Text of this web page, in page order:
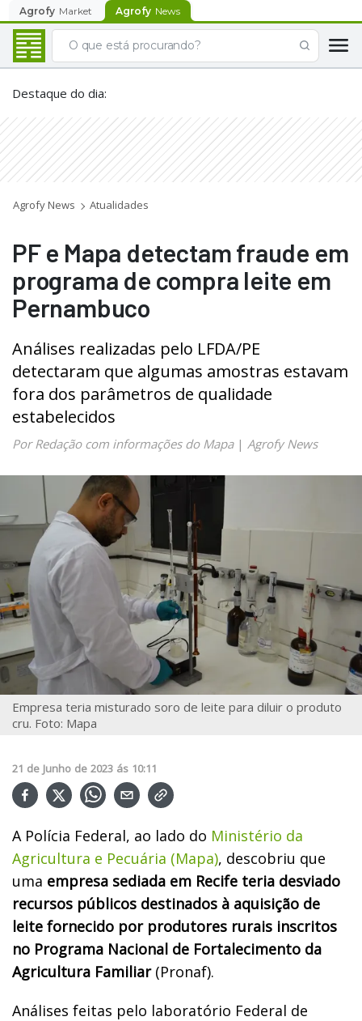
Agrofy Market Agrofy News
Destaque do dia:
Agrofy News Atualidades
PF e Mapa detectam fraude em
programa de compra leite em
Pernambuco
Análises realizadas pelo LFDA/PE
detectaram que algumas amostras estavam
fora dos parâmetros de qualidade
estabelecidos
Por Redação com informações do Mapa| Agrofy News
Empresa teria misturado soro de leite para diluir o produto
cru. Foto: Mapa
21 de Junho de 2023 ás 10:11
A Polícia Federal, ao lado do Ministério da
Agricultura e Pecuária (Mapa), descobriu que
uma empresa sediada em Recife teria desviado
recursos públicos destinados à aquisição de
leite fornecido por produtores rurais inscritos
no Programa Nacional de Fortalecimento da
Agricultura Familiar (Pronaf).
Análises feitas pelo laboratório Federal de